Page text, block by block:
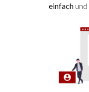
einfachund